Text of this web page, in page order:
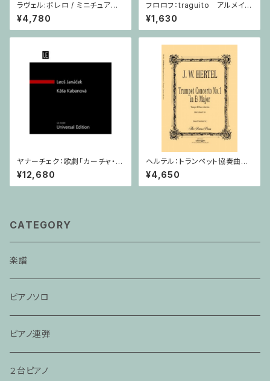
ラヴェル:ボレロ / ミニチュアス
コア
¥4,780
フロロフ：traguito アルメイダ
の主題による即興曲 / ヴァイオ
リン・ピアノ
¥1,630
ヤナーチェク：歌劇「カーチャ・カ
ヴァノヴァー」 / フルスコア
¥12,680
ヘルテル：トランペット協奏曲第1
番 変ホ長調/トランペット・ピア
ノ
¥4,650
CATEGORY
楽譜
ピアノソロ
ピアノ連弾
２台ピアノ